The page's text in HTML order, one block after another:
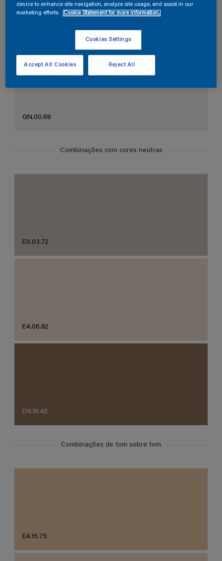
GN.00.88
Combinações com cores neutras
E0.03.72
E4.06.82
D9.19.42
Combinações de tom sobre tom
E4.15.75
device to enhance site navigation, analyze site usage, and assist in our
marketing efforts.
Cookie Statement for more information.
Cookies Settings
Reject All
Accept All Cookies